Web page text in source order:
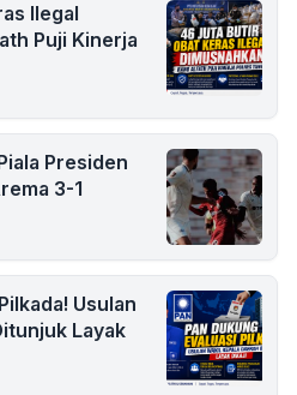
Ilegal
Puji Kinerja
Presiden
3-1
Usulan
Layak